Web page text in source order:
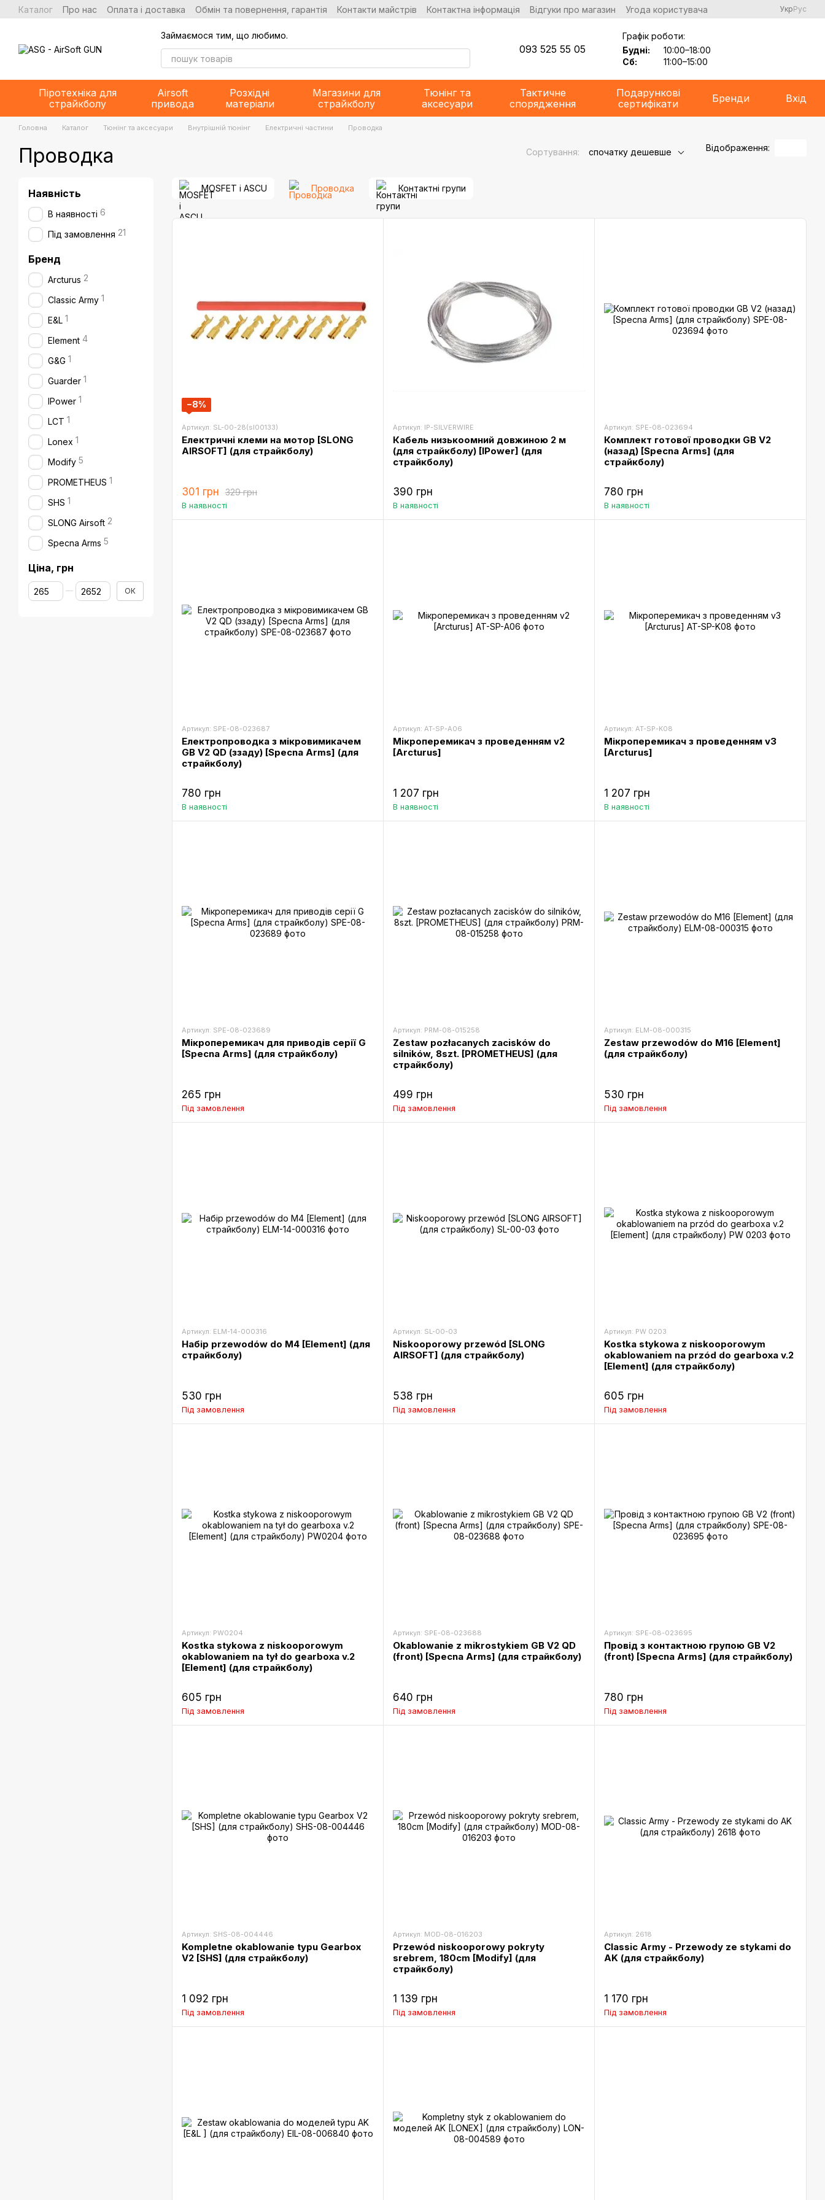
Перейти до основного контенту
Каталог Про нас Оплата і доставка Обмін та повернення, гарантія Контакти майстрів Контактна інформація Відгуки про магазин Угода користувача УкрРус
Займаємося тим, що любимо.
093 525 55 05
Графік роботи:
Будні:
10:00–18:00
Сб:
11:00–15:00
Піротехніка для
страйкболу
Airsoft
привода
Розхідні
матеріали
Магазини для
страйкболу
Тюнінг та
аксесуари
Тактичне
спорядження
Подарункові
сертифікати
Бренди Вхід
Головна Каталог Тюнінг та аксесуари Внутрішній тюнінг Електричні частини Проводка
Проводка Сортування: спочатку дешевше Відображення:
MOSFET i ASCU Проводка Контактні групи
−8%
Артикул: SL-00-28(sl00133)
Електричні клеми на мотор [SLONG
AIRSOFT] (для страйкболу)
329 грн
301 грн
В наявності
Артикул: IP-SILVERWIRE
Кабель низькоомний довжиною 2 м
(для страйкболу) [IPower] (для
страйкболу)
390 грн
В наявності
Артикул: SPE-08-023694
Комплект готової проводки GB V2
(назад) [Specna Arms] (для
страйкболу)
780 грн
В наявності
Артикул: SPE-08-023687
Електропроводка з мікровимикачем
GB V2 QD (ззаду) [Specna Arms] (для
страйкболу)
780 грн
В наявності
Артикул: AT-SP-A06
Мікроперемикач з проведенням v2
[Arcturus]
1 207 грн
В наявності
Артикул: AT-SP-K08
Мікроперемикач з проведенням v3
[Arcturus]
1 207 грн
В наявності
Артикул: SPE-08-023689
Мікроперемикач для приводів серії G
[Specna Arms] (для страйкболу)
265 грн
Під замовлення
Артикул: PRM-08-015258
Zestaw pozłacanych zacisków do
silników, 8szt. [PROMETHEUS] (для
страйкболу)
499 грн
Під замовлення
Артикул: ELM-08-000315
Zestaw przewodów do M16 [Element]
(для страйкболу)
530 грн
Під замовлення
Артикул: ELM-14-000316
Набір przewodów do M4 [Element] (для
страйкболу)
530 грн
Під замовлення
Артикул: SL-00-03
Niskooporowy przewód [SLONG
AIRSOFT] (для страйкболу)
538 грн
Під замовлення
Артикул: PW 0203
Kostka stykowa z niskooporowym
okablowaniem na przód do gearboxa v.2
[Element] (для страйкболу)
605 грн
Під замовлення
Артикул: PW0204
Kostka stykowa z niskooporowym
okablowaniem na tył do gearboxa v.2
[Element] (для страйкболу)
605 грн
Під замовлення
Артикул: SPE-08-023688
Okablowanie z mikrostykiem GB V2 QD
(front) [Specna Arms] (для страйкболу)
640 грн
Під замовлення
Артикул: SPE-08-023695
Провід з контактною групою GB V2
(front) [Specna Arms] (для страйкболу)
780 грн
Під замовлення
Артикул: SHS-08-004446
Kompletne okablowanie typu Gearbox
V2 [SHS] (для страйкболу)
1 092 грн
Під замовлення
Артикул: MOD-08-016203
Przewód niskooporowy pokryty
srebrem, 180cm [Modify] (для
страйкболу)
1 139 грн
Під замовлення
Артикул: 2618
Classic Army - Przewody ze stykami do
AK (для страйкболу)
1 170 грн
Під замовлення
Наявність
В наявності 6
Під замовлення 21
Бренд
Arcturus 2
Classic Army 1
E&L 1
Element 4
G&G 1
Guarder 1
IPower 1
LCT 1
Lonex 1
Modify 5
PROMETHEUS 1
SHS 1
SLONG Airsoft 2
Specna Arms 5
Ціна, грн
Від Ціна, грн
До Ціна, грн ОК